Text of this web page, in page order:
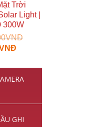
Trời
Light |
300W
VNĐ
tại
là:
GHI